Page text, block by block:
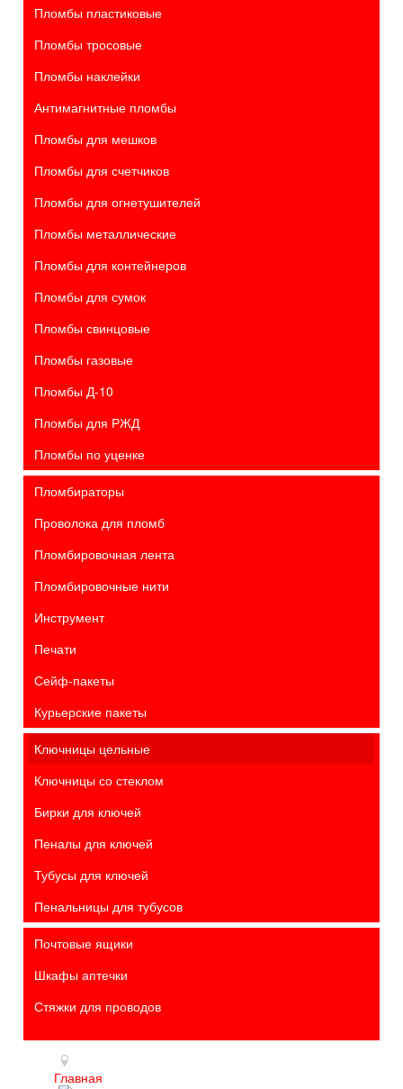
Пломбы пластиковые
Пломбы тросовые
Пломбы наклейки
Антимагнитные пломбы
Пломбы для мешков
Пломбы для счетчиков
Пломбы для огнетушителей
Пломбы металлические
Пломбы для контейнеров
Пломбы для сумок
Пломбы свинцовые
Пломбы газовые
Пломбы Д-10
Пломбы для РЖД
Пломбы по уценке
Пломбираторы
Проволока для пломб
Пломбировочная лента
Пломбировочные нити
Инструмент
Печати
Сейф-пакеты
Курьерские пакеты
Ключницы цельные
Ключницы со стеклом
Бирки для ключей
Пеналы для ключей
Тубусы для ключей
Пенальницы для тубусов
Почтовые ящики
Шкафы аптечки
Стяжки для проводов
Главная